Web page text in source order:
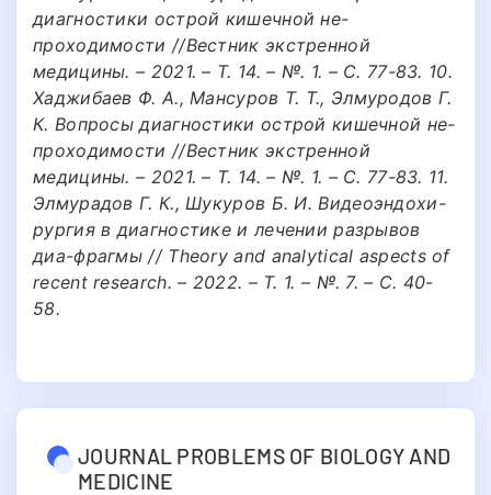
диагностики острой кишечной не-
проходимости //Вестник экстренной
медицины. – 2021. – Т. 14. – №. 1. – С. 77-83. 10.
Хаджибаев Ф. А., Мансуров Т. Т., Элмуродов Г.
К. Вопросы диагностики острой кишечной не-
проходимости //Вестник экстренной
медицины. – 2021. – Т. 14. – №. 1. – С. 77-83. 11.
Элмурадов Г. К., Шукуров Б. И. Видеоэндохи-
рургия в диагностике и лечении разрывов
диа-фрагмы // Theory and analytical aspects of
recent research. – 2022. – Т. 1. – №. 7. – С. 40-
58.
JOURNAL PROBLEMS OF BIOLOGY AND
MEDICINE